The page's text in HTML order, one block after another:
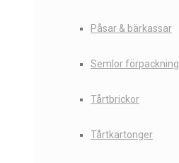
Påsar & bärkassar
Semlor förpackning
Tårtbrickor
Tårtkartonger